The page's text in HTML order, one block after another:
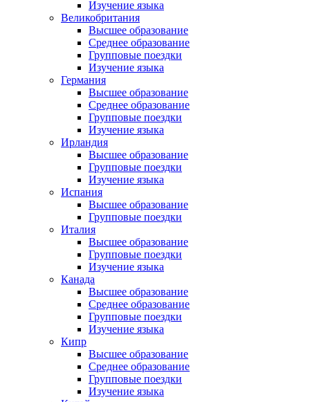
Изучение языка
Великобритания
Высшее образование
Среднее образование
Групповые поездки
Изучение языка
Германия
Высшее образование
Среднее образование
Групповые поездки
Изучение языка
Ирландия
Высшее образование
Групповые поездки
Изучение языка
Испания
Высшее образование
Групповые поездки
Италия
Высшее образование
Групповые поездки
Изучение языка
Канада
Высшее образование
Среднее образование
Групповые поездки
Изучение языка
Кипр
Высшее образование
Среднее образование
Групповые поездки
Изучение языка